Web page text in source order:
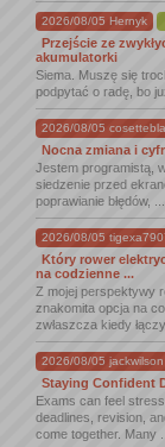
2026/08/05 Hernyk
Przejście ze
akumulatorki
Siema. Muszę się
podpytać o radę, bo
2026/08/05
Nocna zmiana i
Jestem programistą,
siedzenie przed
poprawianie błędów, ...
2026/08/05
Który rower
na codzienne ...
Z mojej perspektywy
znakomita opcja na
zwłaszcza kiedy
2026/08/05 jackwilson
Staying Confident
Exams can feel
deadlines, revision,
come together. Many ...